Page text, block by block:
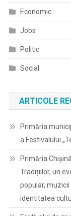
Economic
Jobs
Politic
Social
ARTICOLE
Primăria
a Festivalului
Primăria
Tradițiilor, un
popular,
identitatea